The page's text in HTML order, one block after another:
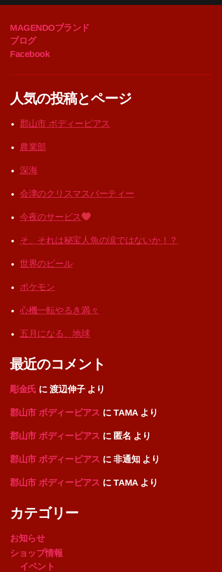
MAGENDOブランド
ブログ
Facebook
人気の投稿とページ
郡山市 ボディーピアス
農業部
深海
会津のクリスマスパーティー
今夜のサービス
そ、それは秘宝人魚の涙ではないか！？
世界のビール
ポケモン
心機一転やるき満々
五月になる、地球
最近のコメント
彫金氏 に渡辺伸子より
郡山市 ボディーピアス にTAMA より
郡山市 ボディーピアス に 匿名 より
郡山市 ボディーピアス に非通知 より
郡山市 ボディーピアス にTAMA より
カテゴリー
お知らせ
ショップ情報
イベント